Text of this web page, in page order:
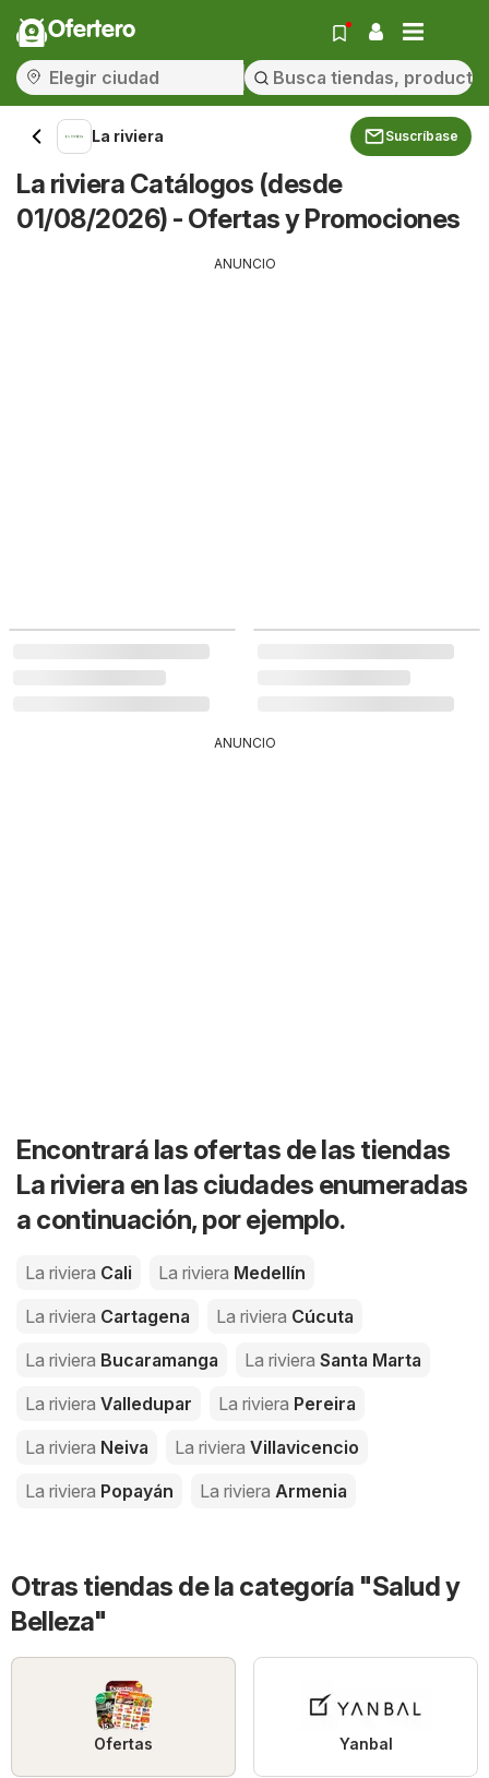
Ofertero
La riviera Suscríbase
La riviera Catálogos (desde
01/08/2026) - Ofertas y Promociones
ANUNCIO
ANUNCIO
Encontrará las ofertas de las tiendas
La riviera en las ciudades enumeradas
a continuación, por ejemplo.
La riviera Cali La riviera Medellín
La riviera Cartagena La riviera Cúcuta
La riviera Bucaramanga La riviera Santa Marta
La riviera Valledupar La riviera Pereira
La riviera Neiva La riviera Villavicencio
La riviera Popayán La riviera Armenia
Otras tiendas de la categoría "Salud y
Belleza"
Ofertas Yanbal